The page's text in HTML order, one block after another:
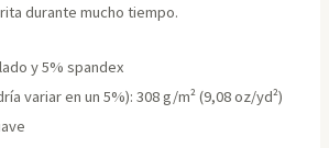
durante mucho tiempo.
y 5% spandex
variar en un 5%): 308 g/m² (9,08 oz/yd²)